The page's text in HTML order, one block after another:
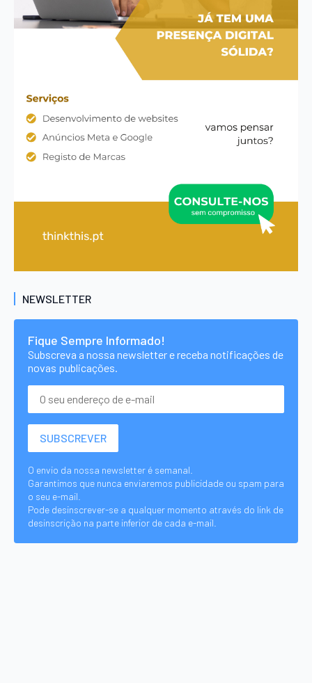
NEWSLETTER
Fique Sempre Informado!
Subscreva a nossa newsletter e receba notificações de
novas publicações.
O envio da nossa newsletter é semanal.
Garantimos que nunca enviaremos publicidade ou spam para
o seu e-mail.
Pode desinscrever-se a qualquer momento através do link de
desinscrição na parte inferior de cada e-mail.